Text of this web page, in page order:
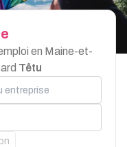
en Maine-et-
Têtu